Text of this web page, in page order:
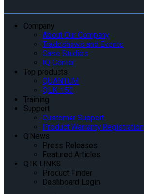
Company
About Our Company
Tradeshows and Events
Case Studies
IQ Center
Top products
QUANTUM
QLK-150
Training
Support
Customer Support
Product Warranty Registration
Q’News
Press Releases
Featured Articles
Q’IK LINKS
Product Finder
Dashboard Login